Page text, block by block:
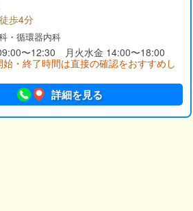
歩4分
・循環器内科
〜12:30 月火水金 14:00〜18:00
始・終了時間は直接の確認をおすすめし
詳細を見る